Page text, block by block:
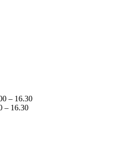
– 16.30
– 16.30